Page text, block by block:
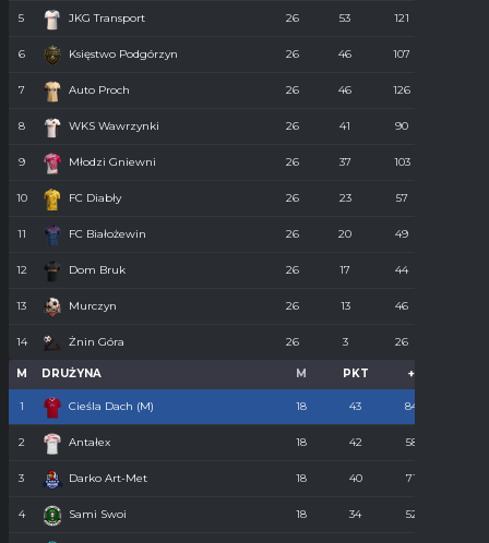
5 JKG Transport 26 53 121
6 Księstwo Podgórzyn 26 46 107
7 Auto Proch 26 46 126
8 WKS Wawrzynki 26 41 90
9 Młodzi Gniewni 26 37 103
10 FC Diabły 26 23 57
11 FC Białożewin 26 20 49
12 Dom Bruk 26 17 44
13 Murczyn 26 13 46
14 Żnin Góra 26 3 26
M DRUŻYNA M PKT +
1 Cieśla Dach (M) 18 43 84
2 Antałex 18 42 58
3 Darko Art-Met 18 40 71
4 Sami Swoi 18 34 52